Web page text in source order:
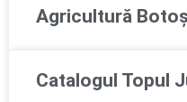
Agricultură
Catalogul Topul